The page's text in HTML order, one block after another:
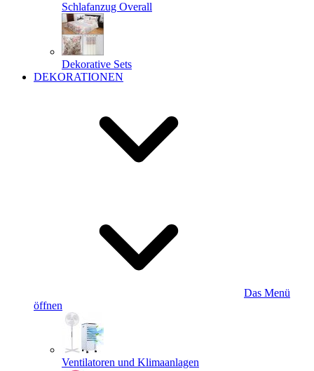
Schlafanzug Overall
Dekorative Sets
DEKORATIONEN
Das Menü
öffnen
Ventilatoren und Klimaanlagen